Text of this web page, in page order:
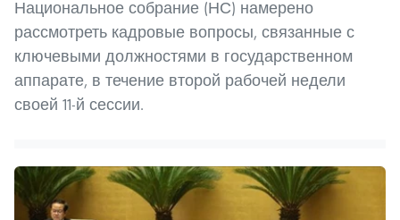
Национальное собрание (НС) намерено
рассмотреть кадровые вопросы, связанные с
ключевыми должностями в государственном
аппарате, в течение второй рабочей недели
своей 11-й сессии.